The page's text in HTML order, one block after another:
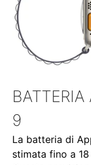
BATTERIA
9
La batteria di
stimata fino a